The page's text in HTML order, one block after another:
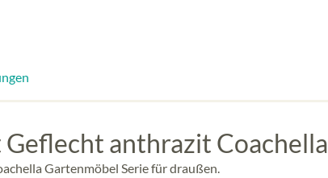
anthrazit Coachella
Gartenmöbel Serie für draußen.